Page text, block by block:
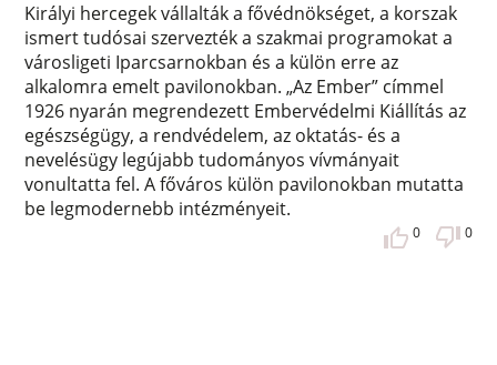
Királyi hercegek vállalták a fővédnökséget, a korszak
ismert tudósai szervezték a szakmai programokat a
városligeti Iparcsarnokban és a külön erre az
alkalomra emelt pavilonokban. „Az Ember” címmel
1926 nyarán megrendezett Embervédelmi Kiállítás az
egészségügy, a rendvédelem, az oktatás- és a
nevelésügy legújabb tudományos vívmányait
vonultatta fel. A főváros külön pavilonokban mutatta
be legmodernebb intézményeit.
0 0